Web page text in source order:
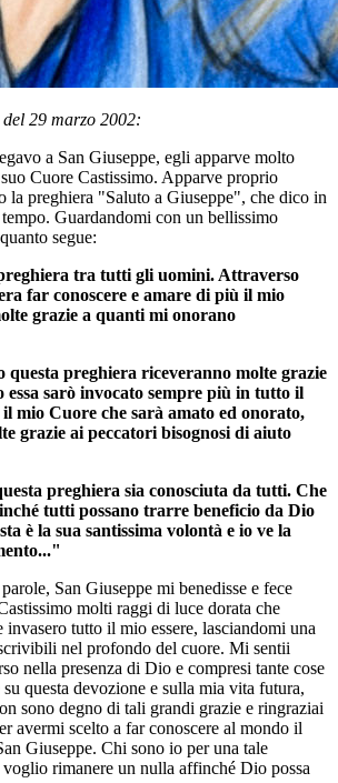
29 marzo 2002:
a San Giuseppe, egli apparve molto
Cuore Castissimo. Apparve proprio
la preghiera "Saluto a Giuseppe", che dico in
Guardandomi con un bellissimo
segue:
tra tutti gli uomini. Attraverso
far conoscere e amare di più il mio
grazie a quanti mi onorano
preghiera riceveranno molte grazie
sarò invocato sempre più in tutto il
mio Cuore che sarà amato ed onorato,
grazie ai peccatori bisognosi di aiuto
preghiera sia conosciuta da tutti. Che
tutti possano trarre beneficio da Dio
è la sua santissima volontà e io ve la
San Giuseppe mi benedisse e fece
molti raggi di luce dorata che
invasero tutto il mio essere, lasciandomi una
nel profondo del cuore. Mi sentii
nella presenza di Dio e compresi tante cose
questa devozione e sulla mia vita futura,
sono degno di tali grandi grazie e ringraziai
avermi scelto a far conoscere al mondo il
Giuseppe. Chi sono io per una tale
rimanere un nulla affinché Dio possa